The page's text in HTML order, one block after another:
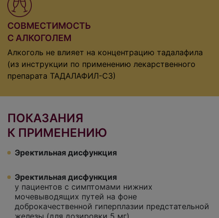
СОВМЕСТИМОСТЬ
С АЛКОГОЛЕМ
Алкоголь не влияет на концентрацию тадалафила
(из инструкции по применению лекарственного
препарата ТАДАЛАФИЛ-СЗ)
ПОКАЗАНИЯ
К ПРИМЕНЕНИЮ
Эректильная дисфункция
Эректильная дисфункция
у пациентов с симптомами нижних
мочевыводящих путей на фоне
доброкачественной гиперплазии предстательной